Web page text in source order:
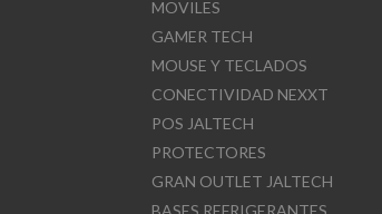
MOVILES
GAMER TECH
MOUSE Y TECLADOS
CONECTIVIDAD NEXXT
POS JALTECH
PROTECTORES
GRAN OUTLET JALTECH
BASES REFRIGERANTES